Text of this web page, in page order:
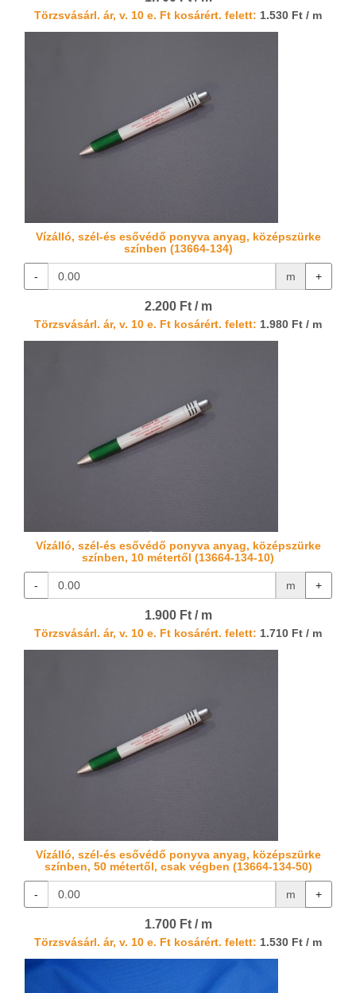
Törzsvásárl. ár, v. 10 e. Ft kosárért. felett: 1.530 Ft / m
Vízálló, szél-és esővédő ponyva anyag, középszürke
színben (13664-134)
- m +
2.200 Ft / m
Törzsvásárl. ár, v. 10 e. Ft kosárért. felett: 1.980 Ft / m
Vízálló, szél-és esővédő ponyva anyag, középszürke
színben, 10 métertől (13664-134-10)
- m +
1.900 Ft / m
Törzsvásárl. ár, v. 10 e. Ft kosárért. felett: 1.710 Ft / m
Vízálló, szél-és esővédő ponyva anyag, középszürke
színben, 50 métertől, csak végben (13664-134-50)
- m +
1.700 Ft / m
Törzsvásárl. ár, v. 10 e. Ft kosárért. felett: 1.530 Ft / m